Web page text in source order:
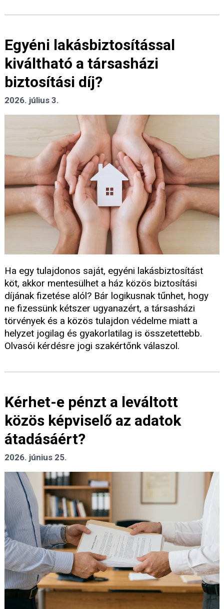
Egyéni lakásbiztosítással
kiváltható a társasházi
biztosítási díj?
2026. július 3.
Ha egy tulajdonos saját, egyéni lakásbiztosítást
köt, akkor mentesülhet a ház közös biztosítási
díjának fizetése alól? Bár logikusnak tűnhet, hogy
ne fizessünk kétszer ugyanazért, a társasházi
törvények és a közös tulajdon védelme miatt a
helyzet jogilag és gyakorlatilag is összetettebb.
Olvasói kérdésre jogi szakértőnk válaszol.
Kérhet-e pénzt a leváltott
közös képviselő az adatok
átadásáért?
2026. június 25.